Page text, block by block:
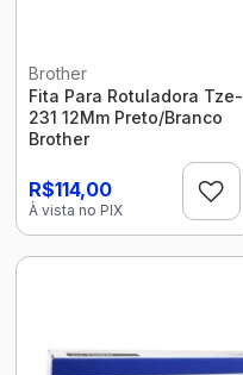
Brother
Fita Para Rotuladora Tze-
231 12Mm Preto/Branco
Brother
R$114,00
À vista no PIX